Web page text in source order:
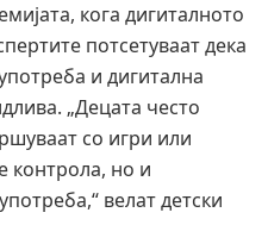
кога дигиталното
потсетуваат дека
и дигитална
„Децата често
со игри или
контрола, но и
велат детски